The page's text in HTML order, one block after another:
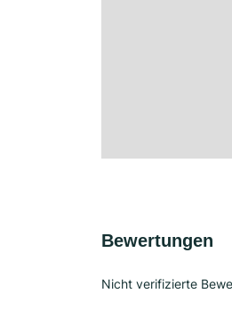
Bewertungen
Nicht verifizierte